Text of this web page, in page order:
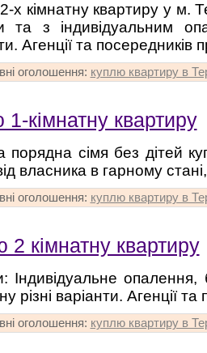
х кімнатну квартиру у м.
та з індивідуальним
Агенції та
оголошення: куплю квартиру в
1-кімнатну квартиру
порядна сімя без дітей
власника в гарному
оголошення: куплю квартиру в
2 кімнатну квартиру
Індивідуальне
різні варіанти. Агенції
оголошення: куплю квартиру в